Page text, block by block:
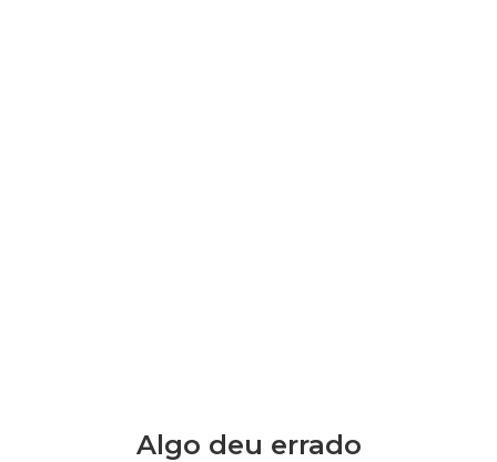
Algo deu errado